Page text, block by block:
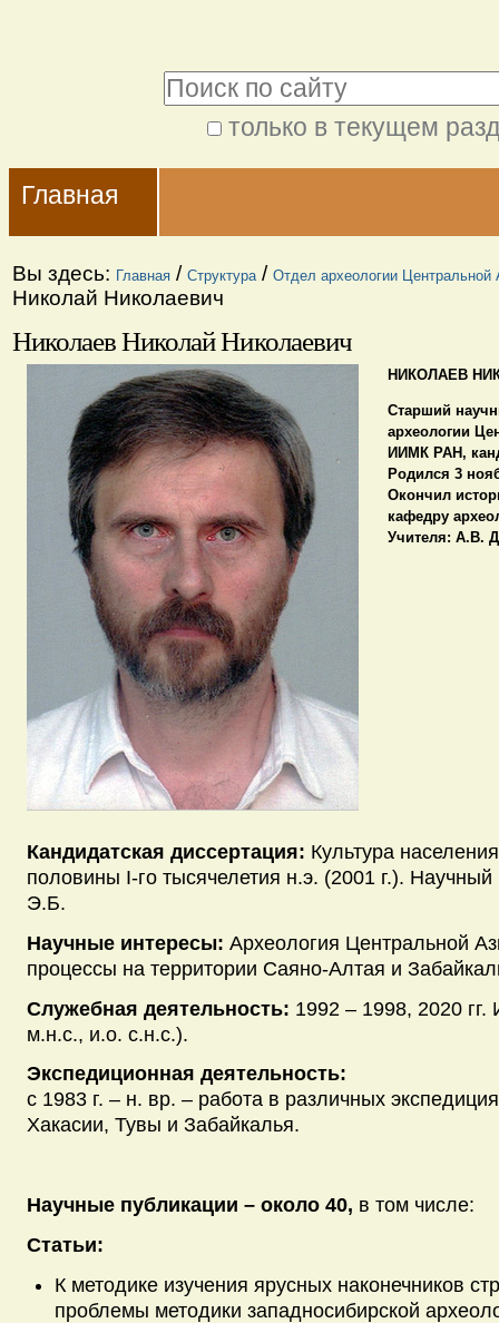
содержимому.
Перейти
навигации
только в текущем
поиск
Navigation
Главная
Вы здесь: Главная / Структура / Отдел археологии Центральной
Николай Николаевич
Николаев Николай Николаевич
НИКОЛАЕВ
Старший
археологии
ИИМК РАН,
Родился 3
Окончил
кафедру
Учителя: А.В.
Кандидатская диссертация: Культура
половины I-го тысячелетия н.э. (2001 г.).
Э.Б.
Научные интересы: Археология Центральной
процессы на территории Саяно-Алтая и
Служебная деятельность: 1992 – 1998, 2020
м.н.с., и.о. с.н.с.).
Экспедиционная деятельность:
с 1983 г. – н. вр. – работа в различных
Хакасии, Тувы и Забайкалья.
Научные публикации – около 40, в том числе:
Статьи:
К методике изучения ярусных наконечников
проблемы методики западносибирской